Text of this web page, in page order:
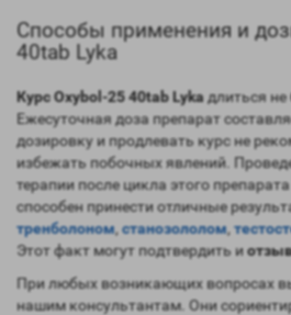
Способы применения и
40tab Lyka
Курс Oxybol-25 40tab Lykaдлиться не
Ежесуточная доза препарат
дозировку и продлевать курс не
избежать побочных явлений.
терапии после цикла этого
способен принести отличные
тренболоном,станозололом,
Этот факт могут подтвердить и
При любых возникающих вопросах
нашим консультантам. Они